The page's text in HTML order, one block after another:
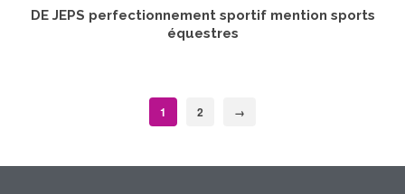
DE JEPS perfectionnement sportif mention sports
équestres
1 2 →